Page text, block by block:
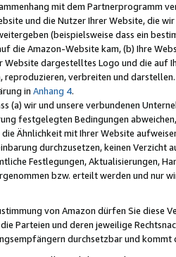
mit dem Partnerprogramm
und die Nutzer Ihrer Website, die
(beispielsweise dass ein
die Amazon-Website kam, (b) Ihre
Website dargestelltes Logo und die
reproduzieren, verbreiten und
in Anhang 4.
(a) wir und unsere verbundenen
festgelegten Bedingungen
Ähnlichkeit mit Ihrer Website
durchzusetzen, keinen
Festlegungen, Aktualisierungen,
bzw. erteilt werden und
von Amazon dürfen Sie diese
Parteien und deren jeweilige
durchsetzbar und kommt